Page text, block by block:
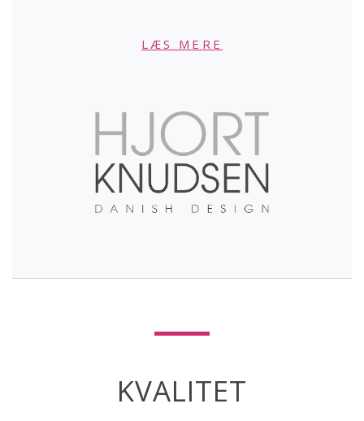
LÆS MERE
KVALITET